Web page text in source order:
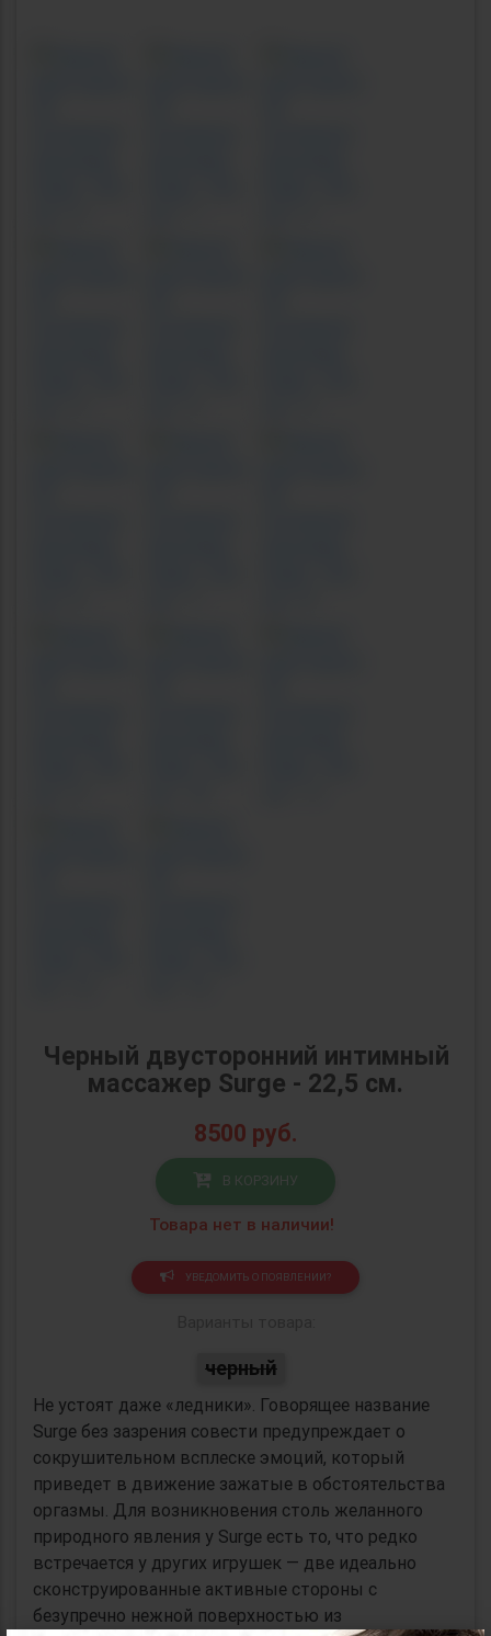
Черный двусторонний интимный
массажер Surge - 22,5 см.
8500 руб.
В КОРЗИНУ
Товара нет в наличии!
УВЕДОМИТЬ О ПОЯВЛЕНИИ?
черный
Не устоят даже «ледники». Говорящее название
Surge без зазрения совести предупреждает о
сокрушительном всплеске эмоций, который
приведет в движение зажатые в обстоятельства
оргазмы. Для возникновения столь желанного
природного явления у Surge есть то, что редко
встречается у других игрушек — две идеально
сконструированные активные стороны с
безупречно нежной поверхностью из